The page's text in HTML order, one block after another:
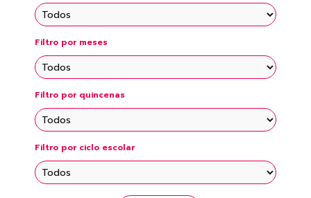
Filtro por meses
Filtro por quincenas
Filtro por ciclo escolar